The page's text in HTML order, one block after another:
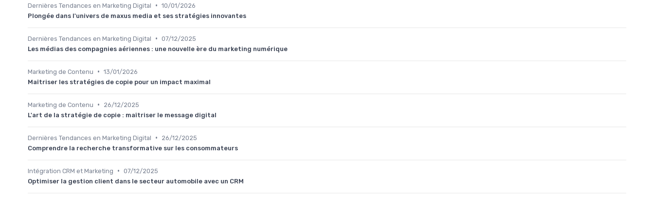
Dernières Tendances en Marketing Digital • 10/01/2026
Plongée dans l'univers de maxus media et ses stratégies innovantes
Dernières Tendances en Marketing Digital • 07/12/2025
Les médias des compagnies aériennes : une nouvelle ère du marketing numérique
Marketing de Contenu • 13/01/2026
Maîtriser les stratégies de copie pour un impact maximal
Marketing de Contenu •
26/12/2025
L'art de la stratégie de copie : maîtriser le message digital
Dernières Tendances en Marketing Digital •
26/12/2025
Comprendre la recherche transformative sur les consommateurs
Intégration CRM et Marketing • 07/12/2025
Optimiser la gestion client dans le secteur automobile avec un CRM